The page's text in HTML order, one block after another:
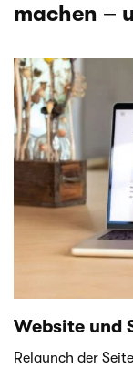
machen –
Website und
Relaunch der